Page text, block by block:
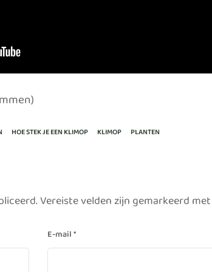
HOE STEK JE EEN KLIMOP KLIMOP PLANTEN
Vereiste velden zijn gemarkeerd met
E-mail*